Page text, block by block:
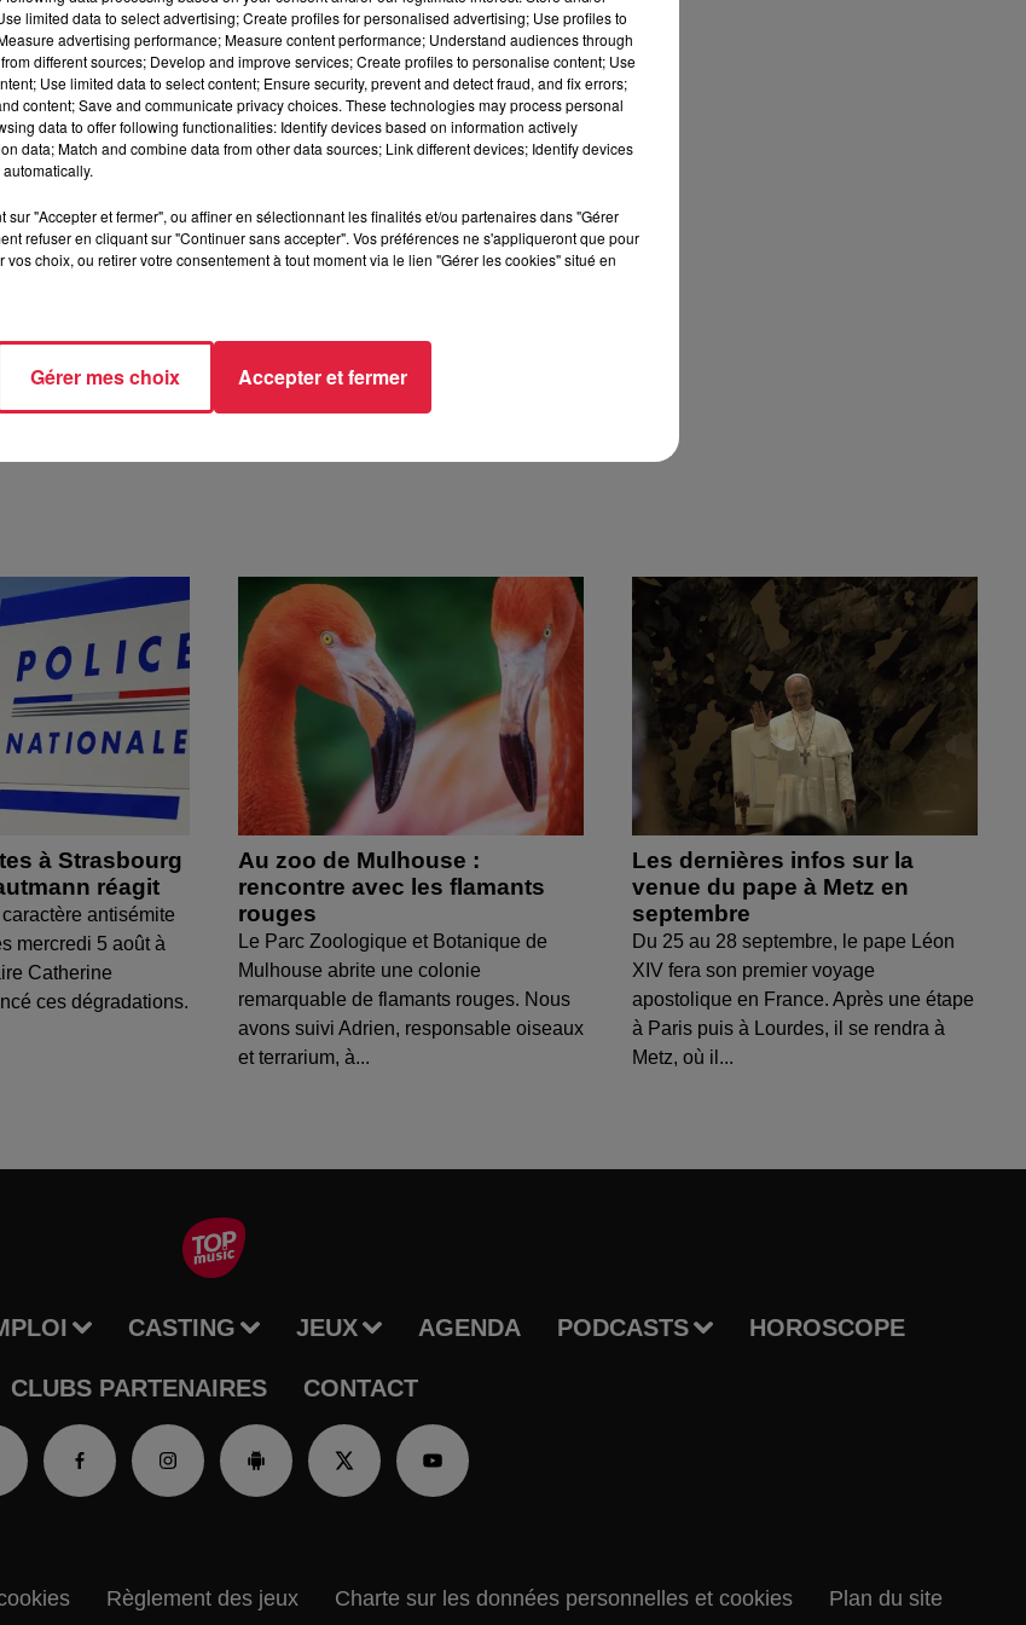
le ski nordique ou simplement profiter des activités
randonnée, VTT, Bike Park, luge sur rail, accrobranche et
tout au long de l'année.
digitaux
Rinckel est devenue journaliste pour « raconter » ce
communication et en journalisme, en France et en
de ses reportages, elle présente les flashs et les
à Strasbourg
réagit
antisémite
mercredi 5 août à
Catherine
ces dégradations.
Au zoo de Mulhouse :
rencontre avec les flamants
rouges
Le Parc Zoologique et Botanique de
Mulhouse abrite une colonie
remarquable de flamants rouges. Nous
avons suivi Adrien, responsable oiseaux
et terrarium, à...
Les dernières infos sur la
venue du pape à Metz en
septembre
Du 25 au 28 septembre, le pape Léon
XIV fera son premier voyage
apostolique en France. Après une étape
à Paris puis à Lourdes, il se rendra à
Metz, où il...
CASTING JEUX AGENDA PODCASTS HOROSCOPE
CLUBS PARTENAIRES CONTACT
Règlement des jeux Charte sur les données personnelles et cookies Plan du site
limited data to select advertising; Create profiles for personalised advertising; Use profiles to
advertising performance; Measure content performance; Understand audiences through
different sources; Develop and improve services; Create profiles to personalise content; Use
Use limited data to select content; Ensure security, prevent and detect fraud, and fix errors;
content; Save and communicate privacy choices. These technologies may process personal
data to offer following functionalities: Identify devices based on information actively
data; Match and combine data from other data sources; Link different devices; Identify devices
sur "Accepter et fermer", ou affiner en sélectionnant les finalités et/ou partenaires dans "Gérer
refuser en cliquant sur "Continuer sans accepter". Vos préférences ne s'appliqueront que pour
vos choix, ou retirer votre consentement à tout moment via le lien "Gérer les cookies" situé en
Gérer mes choix Accepter et fermer